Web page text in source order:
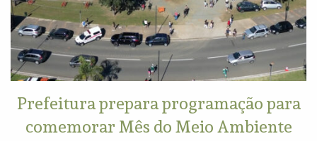
Prefeitura prepara programação para
comemorar Mês do Meio Ambiente